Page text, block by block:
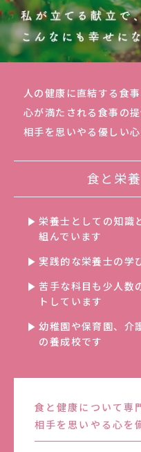
人の健康に直結する食
心が満たされる食事の提
相手を思いやる優しい心
食と栄
栄養士としての知識
組んでいます
実践的な栄養士の学
苦手な科目も少人数
トしています
幼稚園や保育園、介
の養成校です
食と健康について専
相手を思いやる心を